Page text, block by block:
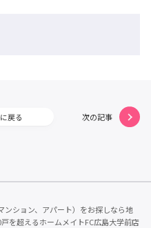
戻る 次の記事
ション、アパート）をお探しなら地
を超えるホームメイトFC広島大学前店